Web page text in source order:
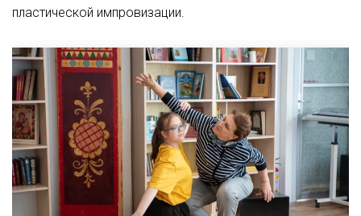
пластической импровизации.